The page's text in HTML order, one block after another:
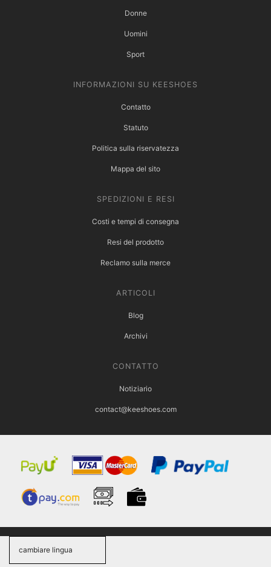
Donne
Uomini
Sport
INFORMAZIONI SU KEESHOES
Contatto
Statuto
Politica sulla riservatezza
Mappa del sito
SPEDIZIONI E RESI
Costi e tempi di consegna
Resi del prodotto
Reclamo sulla merce
ARTICOLI
Blog
Archivi
CONTATTO
Notiziario
contact@keeshoes.com
cambiare lingua